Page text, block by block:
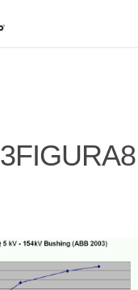
3FIGURA8